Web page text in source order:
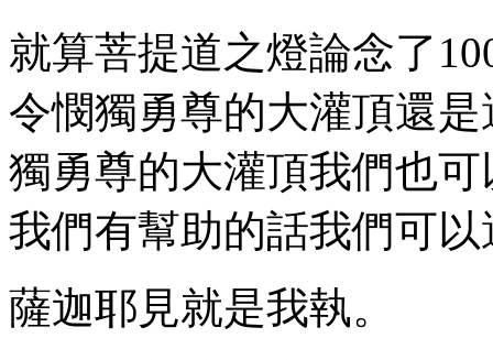
就算菩提道之燈論念了
令憫獨勇尊的大灌頂還
獨勇尊的大灌頂我們也
我們有幫助的話我們可
薩迦耶見就是我執。